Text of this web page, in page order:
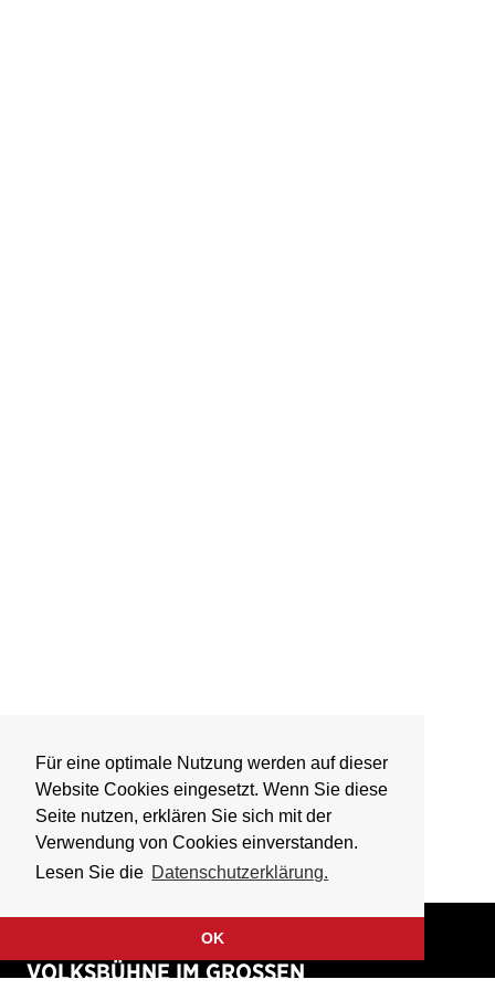
Für eine optimale Nutzung werden auf dieser
Website Cookies eingesetzt. Wenn Sie diese
Seite nutzen, erklären Sie sich mit der
Verwendung von Cookies einverstanden.
Lesen Sie die Datenschutzerklärung.
OK
VOLKSBÜHNE IM GROSSEN